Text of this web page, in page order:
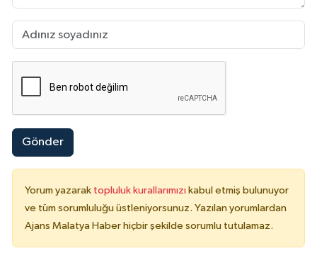
Gönder
Yorum yazarak topluluk kurallarımızı kabul etmiş bulunuyor
ve tüm sorumluluğu üstleniyorsunuz. Yazılan yorumlardan
Ajans Malatya Haber hiçbir şekilde sorumlu tutulamaz.